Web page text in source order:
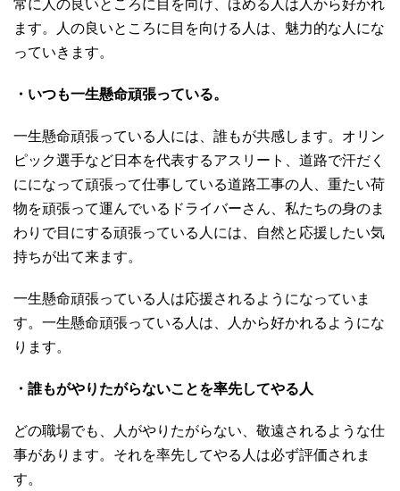
常に人の良いところに目を向け、ほめる人は人から好かれ
ます。人の良いところに目を向ける人は、魅力的な人にな
っていきます。
・いつも一生懸命頑張っている。
一生懸命頑張っている人には、誰もが共感します。オリン
ピック選手など日本を代表するアスリート、道路で汗だく
にになって頑張って仕事している道路工事の人、重たい荷
物を頑張って運んでいるドライバーさん、私たちの身のま
わりで目にする頑張っている人には、自然と応援したい気
持ちが出て来ます。
一生懸命頑張っている人は応援されるようになっていま
す。一生懸命頑張っている人は、人から好かれるようにな
ります。
・誰もがやりたがらないことを率先してやる人
どの職場でも、人がやりたがらない、敬遠されるような仕
事があります。それを率先してやる人は必ず評価されま
す。